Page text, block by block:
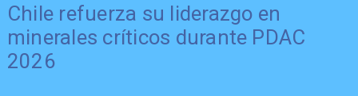
Chile refuerza su liderazgo en
minerales críticos durante PDAC
2026